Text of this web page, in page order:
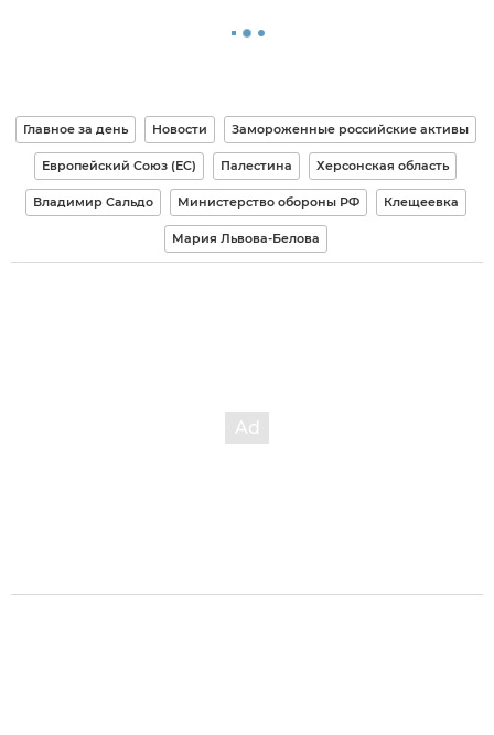
Главное за день Новости Замороженные российские активы
Европейский Союз (ЕС) Палестина Херсонская область
Владимир Сальдо Министерство обороны РФ Клещеевка
Мария Львова-Белова